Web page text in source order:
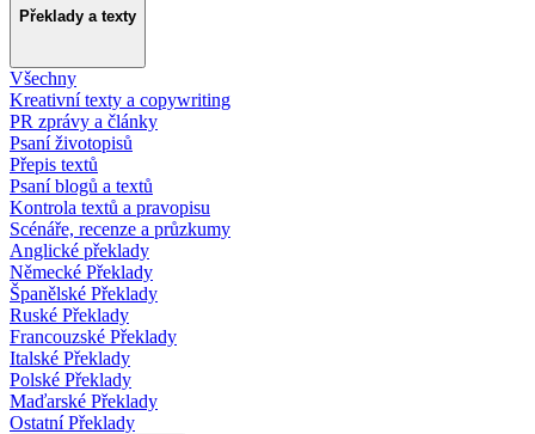
Překlady a texty
Všechny
Kreativní texty a copywriting
PR zprávy a články
Psaní životopisů
Přepis textů
Psaní blogů a textů
Kontrola textů a pravopisu
Scénáře, recenze a průzkumy
Anglické překlady
Německé Překlady
Španělské Překlady
Ruské Překlady
Francouzské Překlady
Italské Překlady
Polské Překlady
Maďarské Překlady
Ostatní Překlady